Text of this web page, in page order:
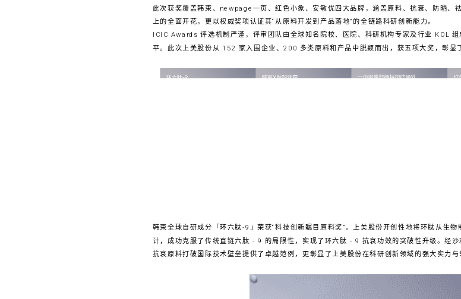
此次获奖覆盖韩束、newpage一页、红色小象、安敏优四大品牌，涵盖原料、抗衰、防晒、
上的全面开花，更以权威奖项认证其“从原料开发到产品落地”的全链路科研创新能力。
ICIC Awards 评选机制严谨，评审团队由全球知名院校、医院、科研机构专家及行业 KOL
平。此次上美股份从 152 家入围企业、200 多类原料和产品中脱颖而出，获五项大奖，彰显
韩束全球自研成分「环六肽-9」荣获“科技创新瞩目原料奖”。上美股份开创性地将环肽从生
计，成功克服了传统直链六肽 - 9 的局限性，实现了环六肽 - 9 抗衰功效的突破性升级。经
抗衰原料打破国际技术壁垒提供了卓越范例，更彰显了上美股份在科研创新领域的强大实力与